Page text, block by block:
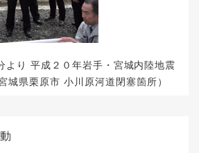
り 平成２０年岩手・宮城内陸地震
城県栗原市 小川原河道閉塞箇所）